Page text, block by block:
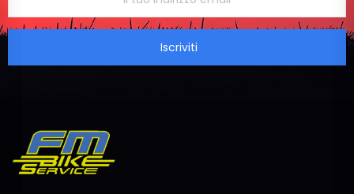
Iscriviti